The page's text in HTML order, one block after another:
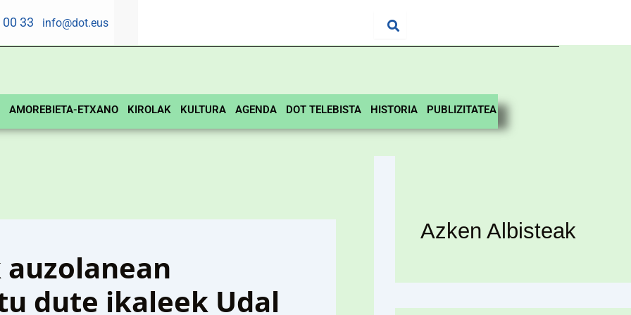
00 33 info@dot.eus
AMOREBIETA-ETXANO KIROLAK KULTURA AGENDA DOT TELEBISTA HISTORIA PUBLIZITATEA
dute ikaleek Udal
Azken Albisteak